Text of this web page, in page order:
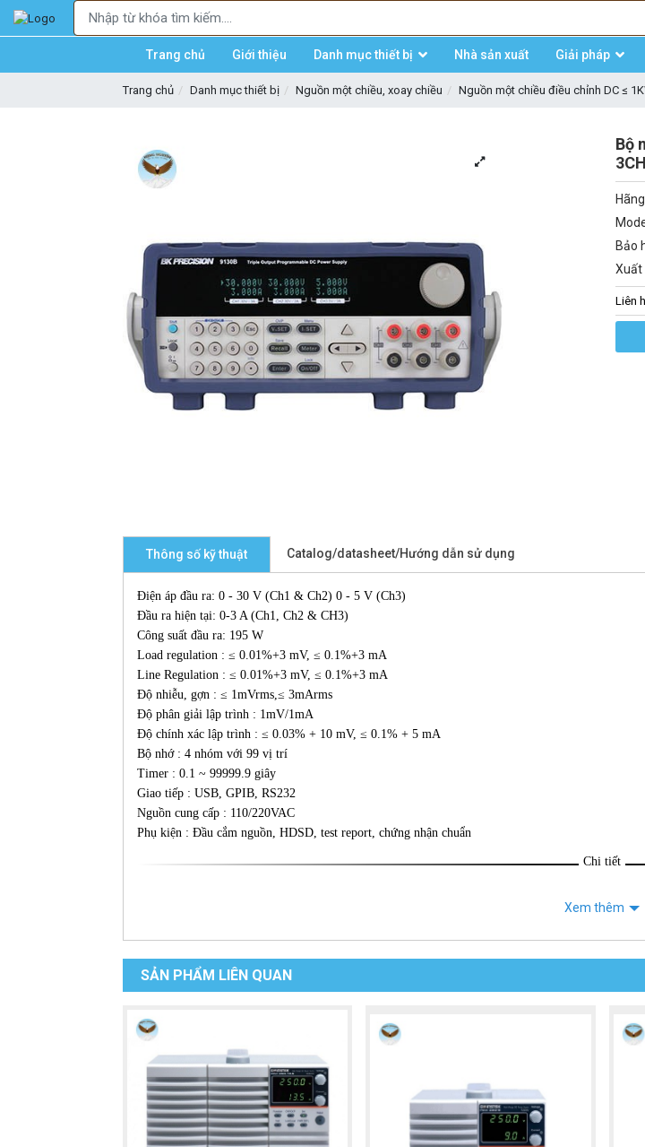
Trang chủ Giới thiệu Danh mục thiết bị Nhà sản xuất Giải pháp
Trang chủ Danh mục thiết bị Nguồn một chiều, xoay chiều Nguồn một chiều điều chỉnh DC ≤
Bộ
Bảo
Xuất
Liên
Thông số kỹ thuật Catalog/datasheet/Hướng dẫn sử dụng
Điện áp đầu ra: 0 - 30 V (Ch1 & Ch2) 0 - 5 V (Ch3)
Đầu ra hiện tại: 0-3 A (Ch1, Ch2 & CH3)
Công suất đầu ra: 195 W
Load regulation : ≤ 0.01%+3 mV, ≤ 0.1%+3 mA
Line Regulation : ≤ 0.01%+3 mV, ≤ 0.1%+3 mA
Độ nhiễu, gợn : ≤ 1mVrms,≤ 3mArms
Độ phân giải lập trình : 1mV/1mA
Độ chính xác lập trình : ≤ 0.03% + 10 mV, ≤ 0.1% + 5 mA
Bộ nhớ : 4 nhóm với 99 vị trí
Timer : 0.1 ~ 99999.9 giây
Giao tiếp : USB, GPIB, RS232
Nguồn cung cấp : 110/220VAC
Phụ kiện : Đầu cắm nguồn, HDSD, test report, chứng nhận chuẩn
Chi tiết
Xem thêm
SẢN PHẨM LIÊN QUAN